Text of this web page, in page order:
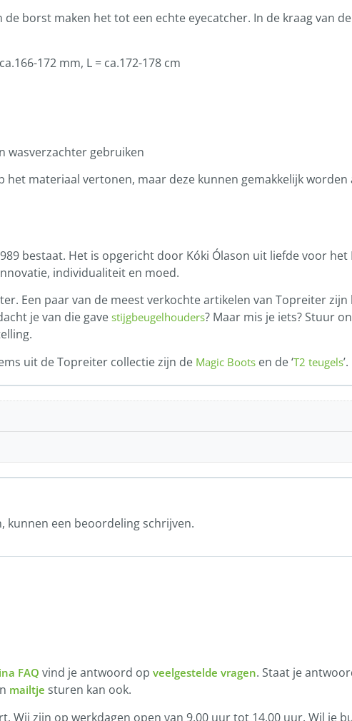
de borst maken het tot een echte eyecatcher. In de kraag van
172 mm, L = ca.172-178 cm
wasverzachter gebruiken
materiaal vertonen, maar deze kunnen gemakkelijk worden
bestaat. Het is opgericht door Kóki Ólason uit liefde voor het
individualiteit en moed.
Een paar van de meest verkochte artikelen van Topreiter
je van die gave stijgbeugelhouders? Maar mis je iets? Stuur
uit de Topreiter collectie zijn de Magic Boots en de ‘T2 teugels’.
kunnen een beoordeling schrijven.
FAQ vind je antwoord op veelgestelde vragen. Staat je
mailtje sturen kan ook.
Wij zijn op werkdagen open van 9.00 uur tot 14.00 uur. Wil je